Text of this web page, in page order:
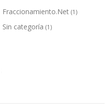
Fraccionamiento.Net (1)
Sin categoría (1)